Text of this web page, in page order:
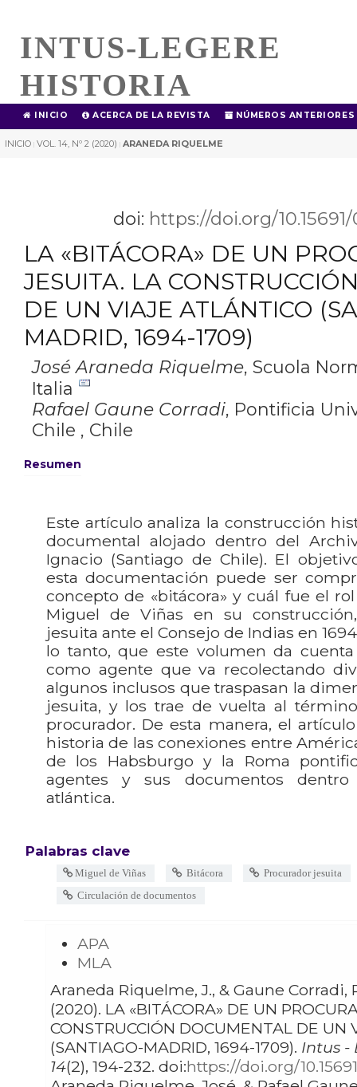
INTUS-LEGERE
HISTORIA
INICIO ACERCA DE LA REVISTA NÚMEROS ANTERIORES
INICIO | VOL. 14, Nº 2 (2020) | ARANEDA RIQUELME
doi: https://doi.org/
LA «BITÁCORA» DE UN
JESUITA. LA
DE UN VIAJE ATLÁNTICO
MADRID, 1694-1709)
José Araneda Riquelme, Scuola
Italia
Rafael Gaune Corradi, Pontificia
Chile , Chile
Resumen
Este artículo analiza la construcción
documental alojado dentro del
Ignacio (Santiago de Chile). El
esta documentación puede ser
concepto de «bitácora» y cuál fue el
Miguel de Viñas en su
jesuita ante el Consejo de Indias en
lo tanto, que este volumen da
como agente que va recolectando
algunos inclusos que traspasan la
jesuita, y los trae de vuelta al
procurador. De esta manera, el
historia de las conexiones entre
de los Habsburgo y la Roma
agentes y sus documentos
atlántica.
Palabras clave
Miguel de Viñas Bitácora
Procurador jesuita
Circulación de documentos
APA
MLA
Araneda Riquelme, J., & Gaune Corradi, R.
(2020). LA «BITÁCORA» DE UN PROCURADOR JESUITA. LA
CONSTRUCCIÓN DOCUMENTAL DE UN
(SANTIAGO-MADRID, 1694-1709). Intus -
14
(2), 194-232. doi:https://doi.org/